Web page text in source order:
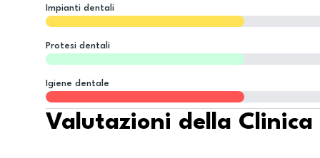
Impianti dentali
Protesi dentali
Igiene dentale
Valutazioni della Clinica